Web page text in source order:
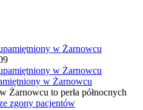
w Żarnowcu
Żarnowcu to perła północnych
zgony pacjentów